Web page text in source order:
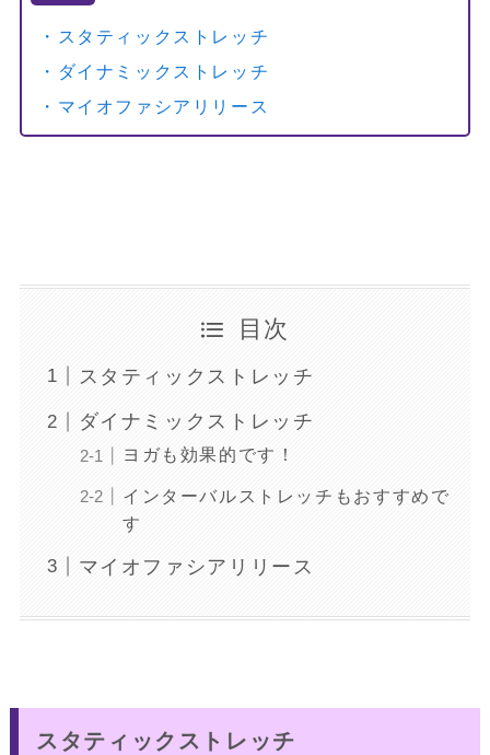
・スタティックストレッチ
・ダイナミックストレッチ
・マイオファシアリリース
目次
スタティックストレッチ
ダイナミックストレッチ
ヨガも効果的です！
インターバルストレッチもおすすめで
す
マイオファシアリリース
スタティックストレッチ